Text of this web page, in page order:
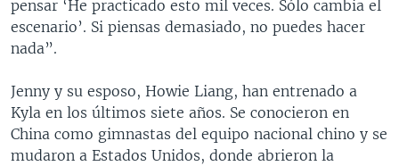
pensar ‘He practicado esto mil veces. Sólo cambia el
escenario’. Si piensas demasiado, no puedes hacer
nada”.
Jenny y su esposo, Howie Liang, han entrenado a
Kyla en los últimos siete años. Se conocieron en
China como gimnastas del equipo nacional chino y se
mudaron a Estados Unidos, donde abrieron la